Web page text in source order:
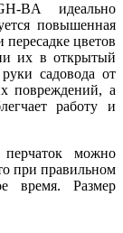
BA идеально
повышенная
пересадке цветов
их в открытый
садовода от
повреждений, а
работу и
можно
при правильном
время. Размер